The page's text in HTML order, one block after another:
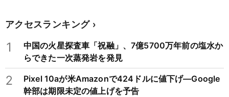
アクセスランキング
1
中国の火星探査車「祝融」、7億5700万年前の塩水か
らできた一次蒸発岩を発見
2
Pixel 10aが米Amazonで424ドルに値下げ―Google
幹部は期限未定の値上げを予告